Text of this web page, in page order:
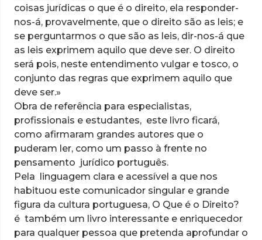
coisas jurídicas o que é o direito, ela responder-
nos-á, provavelmente, que o direito são as leis; e
se perguntarmos o que são as leis, dir-nos-á que
as leis exprimem aquilo que deve ser. O direito
será pois, neste entendimento vulgar e tosco, o
conjunto das regras que exprimem aquilo que
deve ser.»
Obra de referência para especialistas,
profissionais e estudantes, este livro ficará,
como afirmaram grandes autores que o
puderam ler, como um passo à frente no
pensamento jurídico português.
Pela linguagem clara e acessível a que nos
habituou este comunicador singular e grande
figura da cultura portuguesa, O Que é o Direito?
é também um livro interessante e enriquecedor
para qualquer pessoa que pretenda aprofundar o